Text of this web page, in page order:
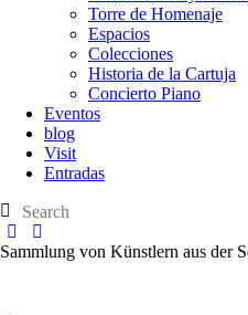
Torre de Homenaje
Espacios
Colecciones
Historia de la Cartuja
Concierto Piano
Eventos
blog
Visit
Entradas
Sammlung von Künstlern aus der